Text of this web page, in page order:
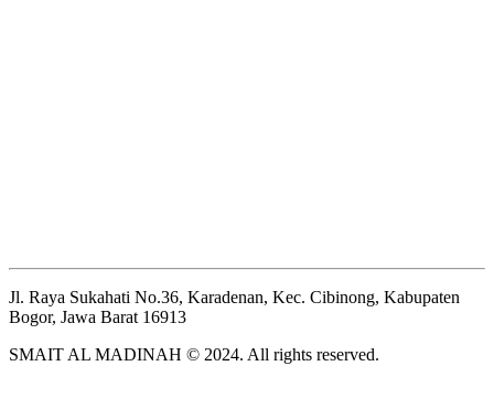
Jl. Raya Sukahati No.36, Karadenan, Kec. Cibinong, Kabupaten
Bogor, Jawa Barat 16913
SMAIT AL MADINAH © 2024. All rights reserved.